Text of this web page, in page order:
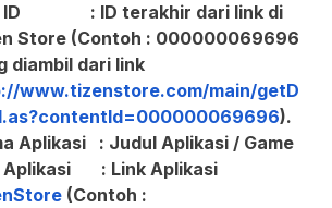
ID : ID terakhir dari link di
Store (Contoh : 000000069696
diambil dari link
www.tizenstore.com/main/getD
).
Aplikasi : Judul Aplikasi / Game
Aplikasi : Link Aplikasi
(Contoh :